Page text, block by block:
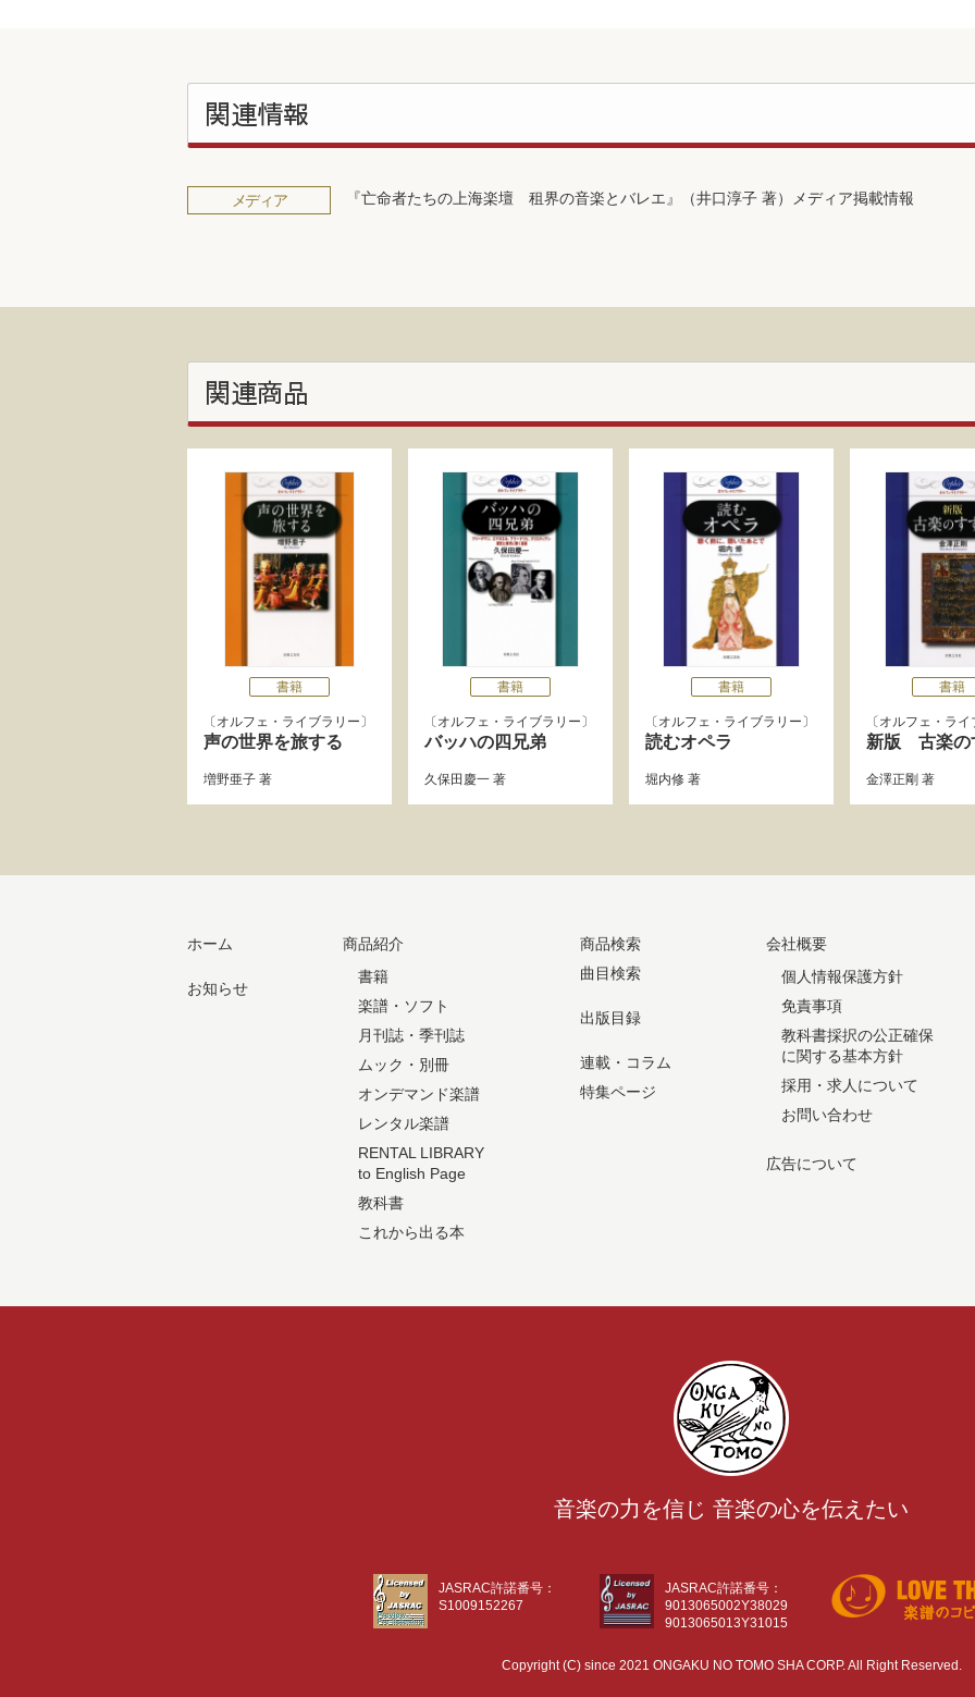
関連情報
メディア 『亡命者たちの上海楽壇 租界の音楽とバレエ』（井口淳子 著）メディア掲載情報
関連商品
書籍
オルフェ・ライブラリー
声の世界を旅する
増野亜子 著
書籍
オルフェ・ライブラリー
バッハの四兄弟
久保田慶一 著
書籍
オルフェ・ライブラリー
読むオペラ
堀内修 著
書籍
オルフェ・ライ
新版 古楽の
金澤正剛 著
ホーム
お知らせ
商品紹介
書籍
楽譜・ソフト
月刊誌・季刊誌
ムック・別冊
オンデマンド楽譜
レンタル楽譜
RENTAL LIBRARY
to English Page
教科書
これから出る本
商品検索
曲目検索
出版目録
連載・コラム
特集ページ
会社概要
個人情報保護方針
免責事項
教科書採択の公正確保
に関する基本方針
採用・求人について
お問い合わせ
広告について
音楽の力を信じ 音楽の心を伝えたい
JASRAC許諾番号：
S1009152267
JASRAC許諾番号：
9013065002Y38029
9013065013Y31015
Copyright (C) since 2021 ONGAKU NO TOMO SHA CORP. All Right Reserved.